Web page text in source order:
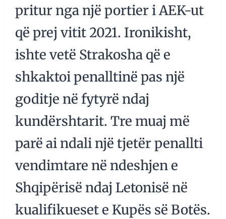
pritur nga një portier i AEK-ut
që prej vitit 2021. Ironikisht,
ishte vetë Strakosha që e
shkaktoi penalltinë pas një
goditje në fytyrë ndaj
kundërshtarit. Tre muaj më
parë ai ndali një tjetër penallti
vendimtare në ndeshjen e
Shqipërisë ndaj Letonisë në
kualifikueset e Kupës së Botës.